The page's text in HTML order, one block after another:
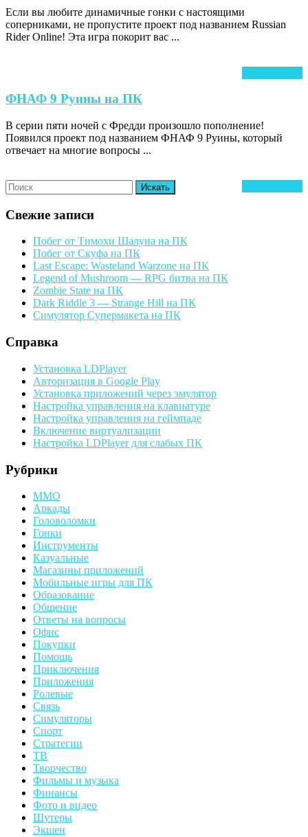
Online
на
ПК
Если вы любите динамичные гонки с настоящими
соперниками, не пропустите проект под названием Russian
Rider Online! Эта игра покорит вас ...
ФНАФ 9 Руины на ПКФНАФ
Руины
на
ПК
В серии пяти ночей с Фредди произошло пополнение!
Появился проект под названием ФНАФ 9 Руины, который
отвечает на многие вопросы ...
Search
for:
Свежие записи
Побег от Тимохи Шалуна на ПК
Побег от Скуфа на ПК
Last Escape: Wasteland Warzone на ПК
Legend of Mushroom — RPG битва на ПК
Zombie State на ПК
Dark Riddle 3 — Strange Hill на ПК
Симулятор Супермакета на ПК
Справка
Установка LDPlayer
Авторизация в Google Play
Установка приложений через эмулятор
Настройка управления на клавиатуре
Настройка управления на геймпаде
Включение виртуализации
Настройка LDPlayer для слабых ПК
Рубрики
MMO
Аркады
Головоломки
Гонки
Инструменты
Казуальные
Магазины приложений
Мобильные игры для ПК
Образование
Общение
Ответы на вопросы
Офис
Покупки
Помощь
Приключения
Приложения
Ролевые
Связь
Симуляторы
Спорт
Стратегии
ТВ
Творчество
Фильмы и музыка
Финансы
Фото и видео
Шутеры
Экшен